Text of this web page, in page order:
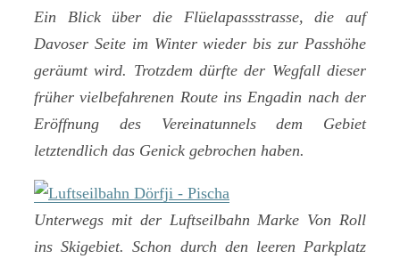
Ein Blick über die Flüelapassstrasse, die auf
Davoser Seite im Winter wieder bis zur Passhöhe
geräumt wird. Trotzdem dürfte der Wegfall dieser
früher vielbefahrenen Route ins Engadin nach der
Eröffnung des Vereinatunnels dem Gebiet
letztendlich das Genick gebrochen haben.
Unterwegs mit der Luftseilbahn Marke Von Roll
ins Skigebiet. Schon durch den leeren Parkplatz